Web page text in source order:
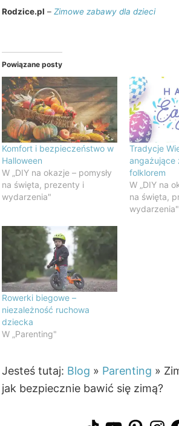
Rodzice.pl – Zimowe zabawy dla dzieci
Powiązane posty
Komfort i bezpieczeństwo w
Halloween
W „DIY na okazje – pomysły
na święta, prezenty i
wydarzenia"
Tradycje
angażujące
folklorem
W „DIY na
na święta,
wydarzenia"
Rowerki biegowe –
niezależność ruchowa
dziecka
W „Parenting"
Jesteś tutaj: Blog » Parenting »
jak bezpiecznie bawić się zimą?
TikTokYouTubePinterest